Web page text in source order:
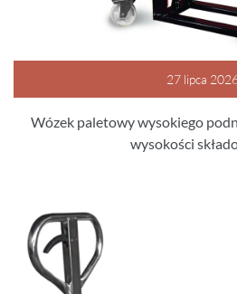
27 lipca
Wózek paletowy wysokiego
wysokości